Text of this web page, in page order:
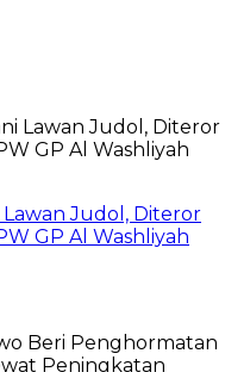
Lawan Judol, Diteror
GP Al Washliyah